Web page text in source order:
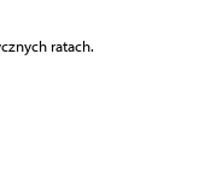
ratach.